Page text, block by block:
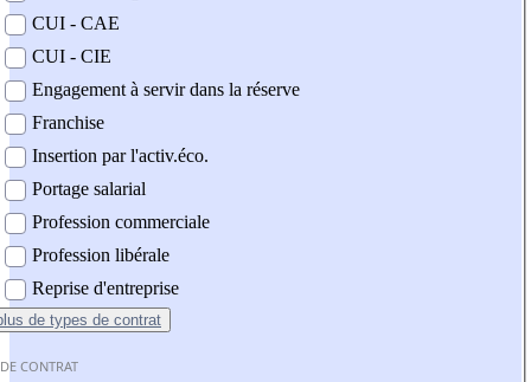
CUI - CAE
CUI - CIE
Engagement à servir dans la réserve
Franchise
Insertion par l'activ.éco.
Portage salarial
Profession commerciale
Profession libérale
Reprise d'entreprise
de types de contrat
CONTRAT